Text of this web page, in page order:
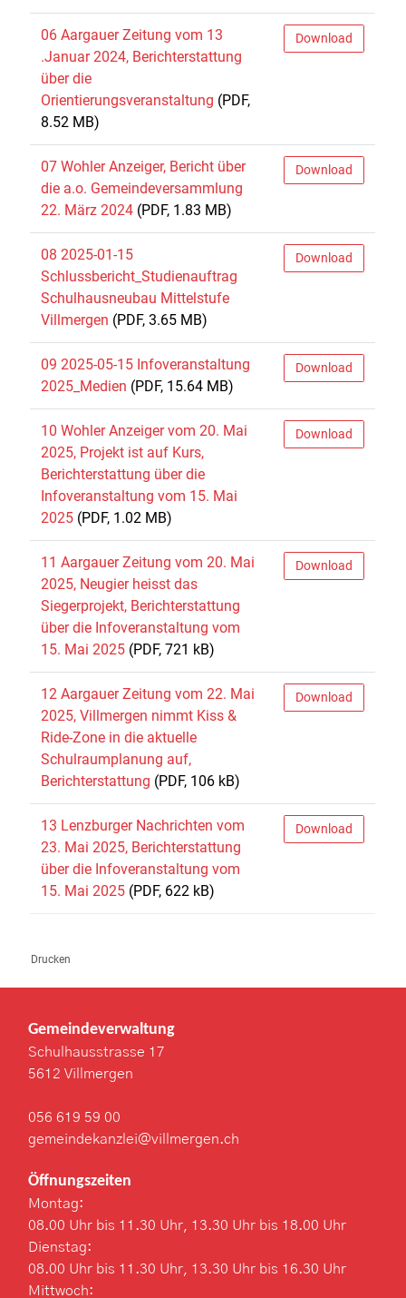
06 Aargauer Zeitung vom 13
.Januar 2024, Berichterstattung
über die
Orientierungsveranstaltung (PDF,
8.52 MB)
Download
07 Wohler Anzeiger, Bericht über
die a.o. Gemeindeversammlung
22. März 2024 (PDF, 1.83 MB)
Download
08 2025-01-15
Schlussbericht_Studienauftrag
Schulhausneubau Mittelstufe
Villmergen (PDF, 3.65 MB)
Download
09 2025-05-15 Infoveranstaltung
2025_Medien (PDF, 15.64 MB)
Download
10 Wohler Anzeiger vom 20. Mai
2025, Projekt ist auf Kurs,
Berichterstattung über die
Infoveranstaltung vom 15. Mai
2025 (PDF, 1.02 MB)
Download
11 Aargauer Zeitung vom 20. Mai
2025, Neugier heisst das
Siegerprojekt, Berichterstattung
über die Infoveranstaltung vom
15. Mai 2025 (PDF, 721 kB)
Download
12 Aargauer Zeitung vom 22. Mai
2025, Villmergen nimmt Kiss &
Ride-Zone in die aktuelle
Schulraumplanung auf,
Berichterstattung (PDF, 106 kB)
Download
13 Lenzburger Nachrichten vom
23. Mai 2025, Berichterstattung
über die Infoveranstaltung vom
15. Mai 2025 (PDF, 622 kB)
Download
Drucken
Gemeindeverwaltung
Schulhausstrasse 17
5612 Villmergen
056 619 59 00
gemeindekanzlei@villmergen.ch
Öffnungszeiten
Montag:
08.00 Uhr bis 11.30 Uhr, 13.30 Uhr bis 18.00 Uhr
Dienstag:
08.00 Uhr bis 11.30 Uhr, 13.30 Uhr bis 16.30 Uhr
Mittwoch: